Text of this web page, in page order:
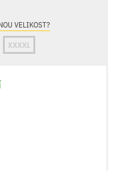
VELIKOST?
XXXXL